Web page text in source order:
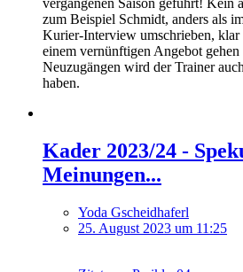
zum Beispiel Schmidt, anders als
Kurier-Interview umschrieben, klar
einem vernünftigen Angebot
Neuzugängen wird der Trainer
haben.
Kader 2023/24 -
Meinungen...
Yoda Gscheidhaferl
25. August 2023 um 11:25